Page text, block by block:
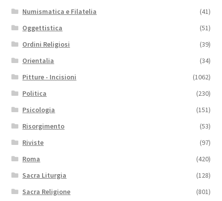
Numismatica e Filatelia
(41)
Oggettistica
(51)
Ordini Religiosi
(39)
Orientalia
(34)
Pitture - Incisioni
(1062)
Politica
(230)
Psicologia
(151)
Risorgimento
(53)
Riviste
(97)
Roma
(420)
Sacra Liturgia
(128)
Sacra Religione
(801)